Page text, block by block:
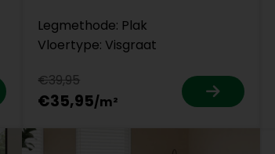
Legmethode: Plak
Vloertype: Visgraat
€39,95
€35,95